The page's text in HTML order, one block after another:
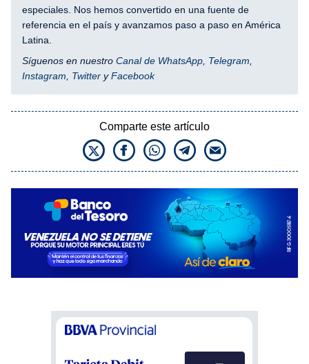
especiales. Nos hemos convertido en una fuente de
referencia en el país y avanzamos paso a paso en América
Latina.
Síguenos en nuestro Canal de WhatsApp Telegram
Instagram
Twitter yFacebook
Comparte este artículo